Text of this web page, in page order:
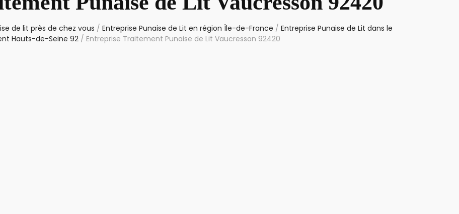
de lit près de chez vous / Entreprise Punaise de Lit en région Île-de-France / Entreprise Punaise de Lit dans le
Hauts-de-Seine 92 / Entreprise Traitement Punaise de Lit Vaucresson 92420